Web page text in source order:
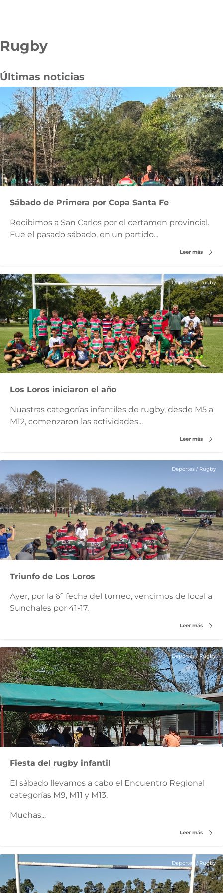
Rugby
Últimas noticias
Deportes / Rugby
Sábado de Primera por Copa Santa Fe
Recibimos a San Carlos por el certamen provincial.
Fue el pasado sábado, en un partido...
Leer más
Deportes / Rugby
Los Loros iniciaron el año
Nuastras categorías infantiles de rugby, desde M5 a
M12, comenzaron las actividades...
Leer más
Deportes / Rugby
Triunfo de Los Loros
Ayer, por la 6º fecha del torneo, vencimos de local a
Sunchales por 41-17.
Leer más
Deportes / Rugby
Fiesta del rugby infantil
El sábado llevamos a cabo el Encuentro Regional
categorías M9, M11 y M13.
Muchas...
Leer más
Deportes / Rugby